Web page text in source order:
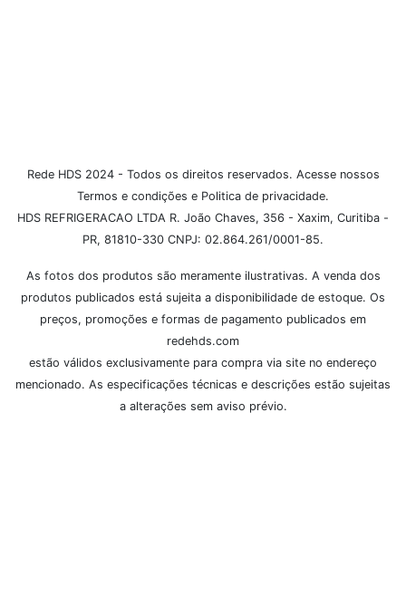
Rede HDS 2024 - Todos os direitos reservados. Acesse nossos
Termos e condições e Politica de privacidade.
HDS REFRIGERACAO LTDA R. João Chaves, 356 - Xaxim, Curitiba -
PR, 81810-330 CNPJ: 02.864.261/0001-85.
As fotos dos produtos são meramente ilustrativas. A venda dos
produtos publicados está sujeita a disponibilidade de estoque. Os
preços, promoções e formas de pagamento publicados em
redehds.com
estão válidos exclusivamente para compra via site no endereço
mencionado. As especificações técnicas e descrições estão sujeitas
a alterações sem aviso prévio.